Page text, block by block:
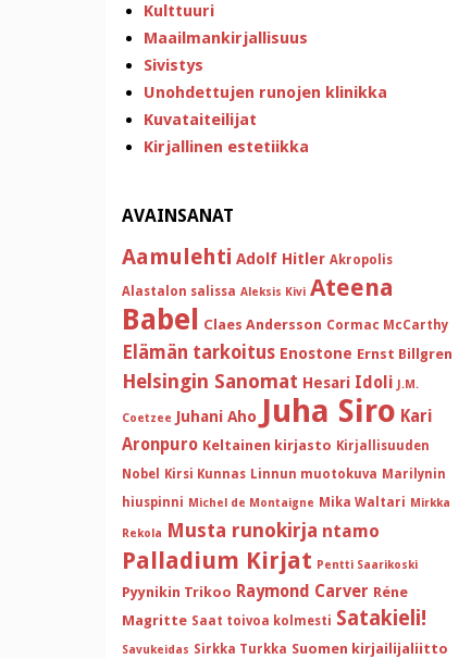
Kulttuuri
Maailmankirjallisuus
Sivistys
Unohdettujen runojen klinikka
Kuvataiteilijat
Kirjallinen estetiikka
AVAINSANAT
Aamulehti Adolf Hitler Akropolis
Alastalon salissa Aleksis Kivi Ateena
Babel Claes Andersson Cormac McCarthy
Elämän tarkoitus Enostone Ernst Billgren
Helsingin Sanomat Hesari Idoli J.M.
Coetzee Juhani Aho Juha Siro Kari
Aronpuro Keltainen kirjasto Kirjallisuuden
Nobel
Kirsi Kunnas Linnun muotokuva Marilynin
hiuspinni Michel de Montaigne Mika Waltari Mirkka
Rekola Musta runokirja ntamo
Palladium Kirjat Pentti Saarikoski
Pyynikin Trikoo Raymond Carver Réne
Magritte Saat toivoa kolmesti Satakieli!
Savukeidas Sirkka Turkka Suomen kirjailijaliitto